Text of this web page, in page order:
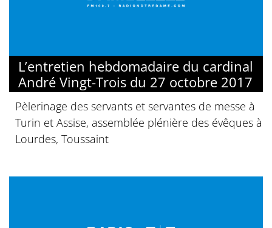
L’entretien hebdomadaire du cardinal
André Vingt-Trois du 27 octobre 2017
Pèlerinage des servants et servantes de messe à
Turin et Assise, assemblée plénière des évêques à
Lourdes, Toussaint